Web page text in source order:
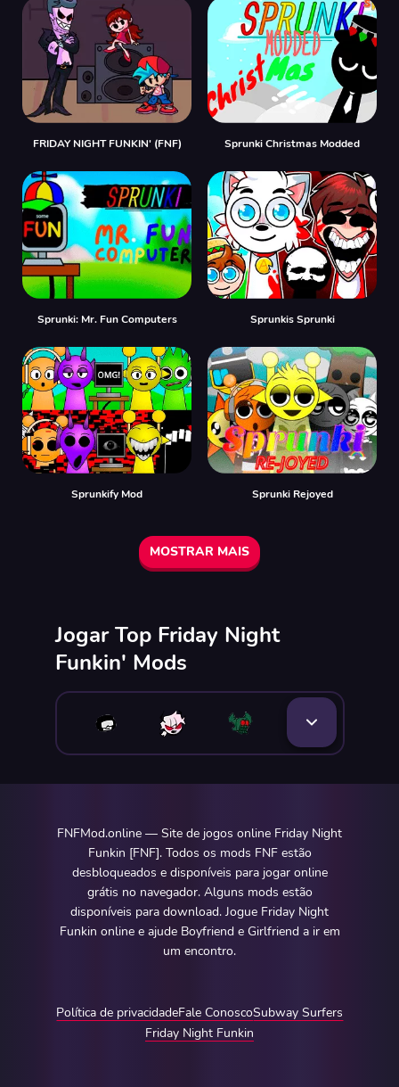
FRIDAY NIGHT FUNKIN' (FNF) Sprunki Christmas Modded
Sprunki: Mr. Fun Computers Sprunkis Sprunki
Sprunkify Mod Sprunki Rejoyed
MOSTRAR MAIS
Jogar Top Friday Night
Funkin' Mods
FNFMod.online — Site de jogos online Friday Night
Funkin [FNF]. Todos os mods FNF estão
desbloqueados e disponíveis para jogar online
grátis no navegador. Alguns mods estão
disponíveis para download. Jogue Friday Night
Funkin online e ajude Boyfriend e Girlfriend a ir em
um encontro.
Política de privacidadeFale ConoscoSubway Surfers
Friday Night Funkin